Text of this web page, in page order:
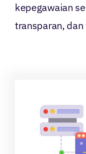
kepegawaian
transparan, dan